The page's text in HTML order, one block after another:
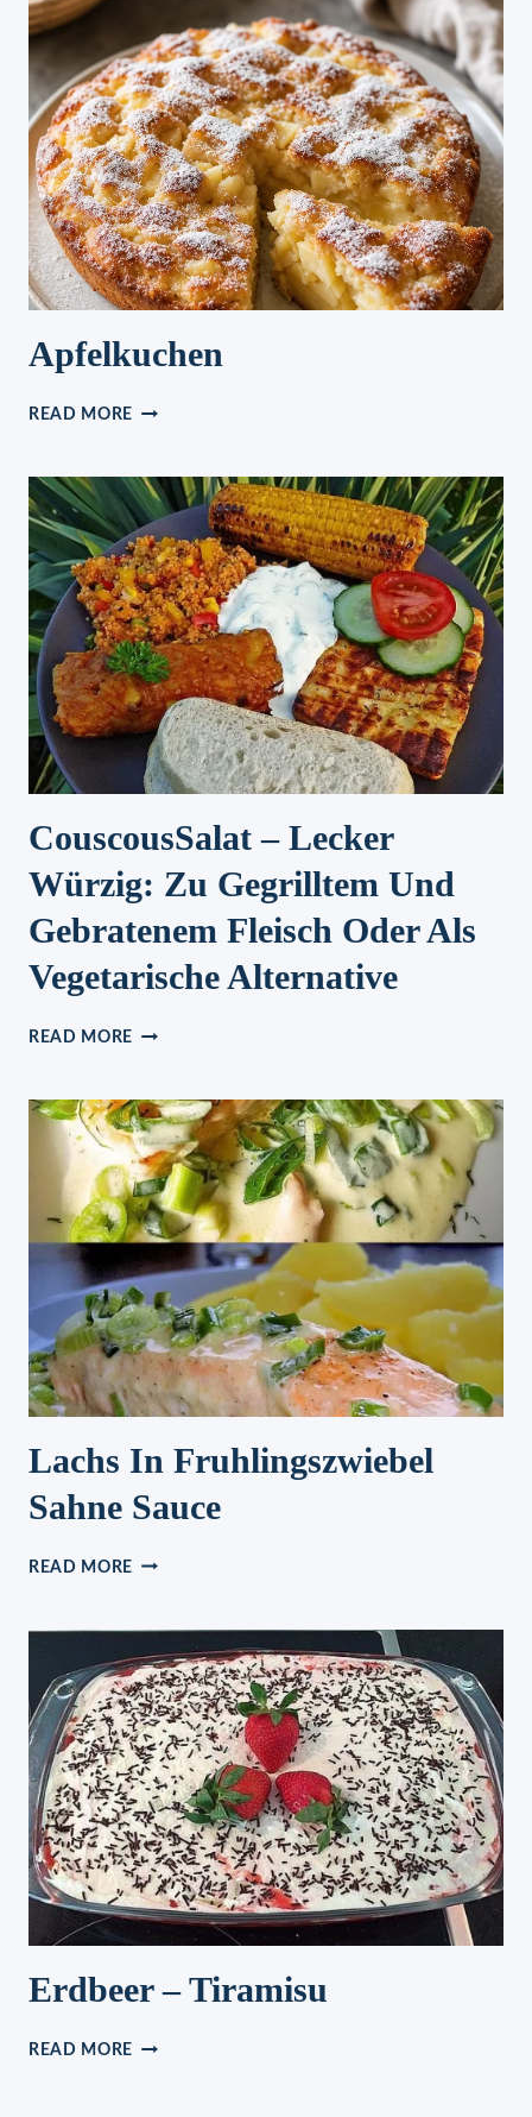
Apfelkuchen
READ MORE APFELKUCHEN
CouscousSalat – Lecker
Würzig: Zu Gegrilltem Und
Gebratenem Fleisch Oder Als
Vegetarische Alternative
READ MORE COUSCOUSSALAT
WÜRZIG:
ZU
GEGRILLTEM
UND
GEBRATENEM
FLEISCH
ALS
VEGETARISCHE
ALTERNATIVE
Lachs In Fruhlingszwiebel
Sahne Sauce
READ MORE LACHS
SAHNE
SAUCE
Erdbeer – Tiramisu
READ MORE ERDBEER